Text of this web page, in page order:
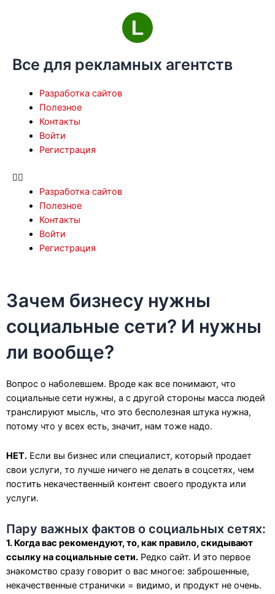
Все для рекламных агентств
Разработка сайтов
Полезное
Контакты
Войти
Регистрация
Menu
Разработка сайтов
Полезное
Контакты
Войти
Регистрация
Зачем бизнесу нужны
социальные сети? И нужны
ли вообще?
Вопрос о наболевшем. Вроде как все понимают, что
социальные сети нужны, а с другой стороны масса людей
транслируют мысль, что это бесполезная штука нужна,
потому что у всех есть, значит, нам тоже надо.
НЕТ. Если вы бизнес или специалист, который продает
свои услуги, то лучше ничего не делать в соцсетях, чем
постить некачественный контент своего продукта или
услуги.
Пару важных фактов о социальных сетях:
1. Когда вас рекомендуют, то, как правило, скидывают
ссылку на социальные сети. Редко сайт. И это первое
знакомство сразу говорит о вас многое: заброшенные,
некачественные странички = видимо, и продукт не очень.